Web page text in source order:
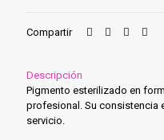
Labios
Compartir
Descripción
Pigmento esterilizado en
profesional. Su consistencia
servicio.